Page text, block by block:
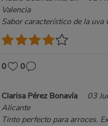
Valencia
Sabor característico de la uva
0 0
Clarisa Pérez Bonavía
03
Alicante
Tinto perfecto para arroces.